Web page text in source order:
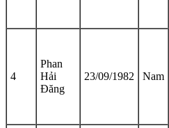
4
Phan
Hải
Đăng
23/09/1982 Nam